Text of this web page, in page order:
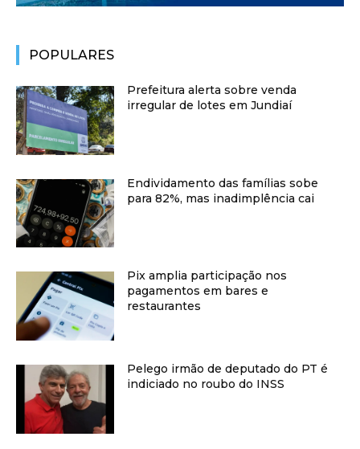
POPULARES
Prefeitura alerta sobre venda
irregular de lotes em Jundiaí
Endividamento das famílias sobe
para 82%, mas inadimplência cai
Pix amplia participação nos
pagamentos em bares e
restaurantes
Pelego irmão de deputado do PT é
indiciado no roubo do INSS